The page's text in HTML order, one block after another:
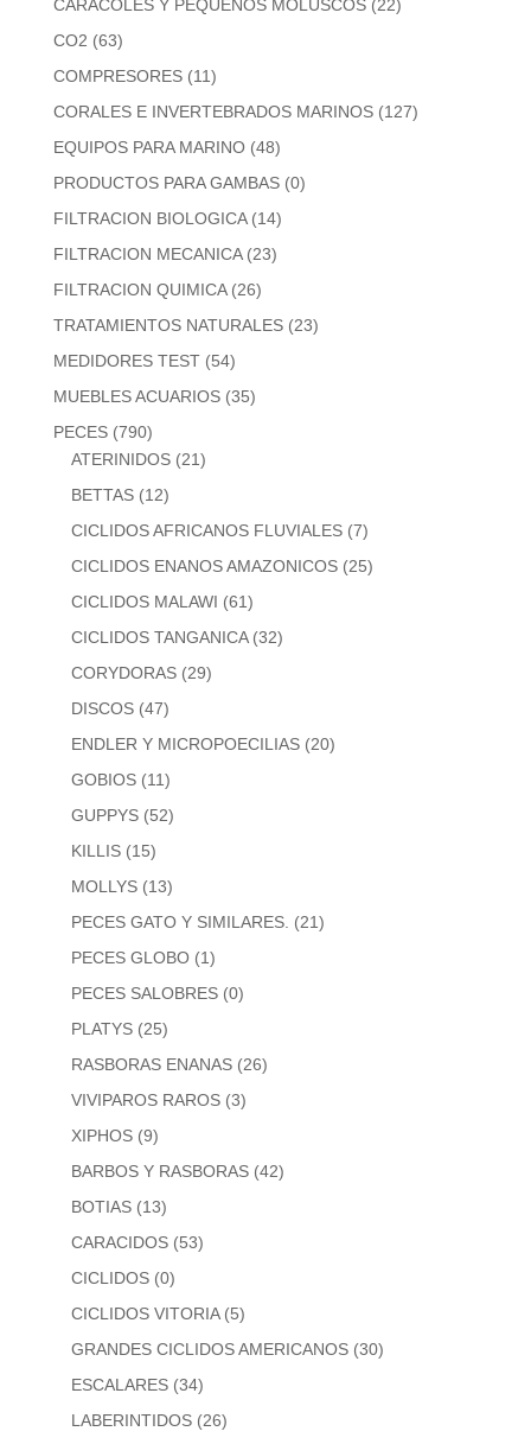
CARACOLES Y PEQUEÑOS MOLUSCOS (22)
CO2 (63)
COMPRESORES (11)
CORALES E INVERTEBRADOS MARINOS (127)
EQUIPOS PARA MARINO (48)
PRODUCTOS PARA GAMBAS (0)
FILTRACION BIOLOGICA (14)
FILTRACION MECANICA (23)
FILTRACION QUIMICA (26)
TRATAMIENTOS NATURALES (23)
MEDIDORES TEST (54)
MUEBLES ACUARIOS (35)
PECES (790)
ATERINIDOS (21)
BETTAS (12)
CICLIDOS AFRICANOS FLUVIALES (7)
CICLIDOS ENANOS AMAZONICOS (25)
CICLIDOS MALAWI (61)
CICLIDOS TANGANICA (32)
CORYDORAS (29)
DISCOS (47)
ENDLER Y MICROPOECILIAS (20)
GOBIOS (11)
GUPPYS (52)
KILLIS (15)
MOLLYS (13)
PECES GATO Y SIMILARES. (21)
PECES GLOBO (1)
PECES SALOBRES (0)
PLATYS (25)
RASBORAS ENANAS (26)
VIVIPAROS RAROS (3)
XIPHOS (9)
BARBOS Y RASBORAS (42)
BOTIAS (13)
CARACIDOS (53)
CICLIDOS (0)
CICLIDOS VITORIA (5)
GRANDES CICLIDOS AMERICANOS (30)
ESCALARES (34)
LABERINTIDOS (26)